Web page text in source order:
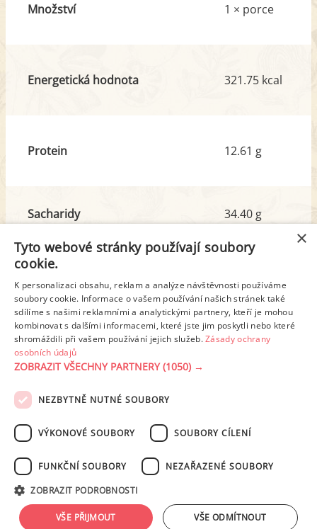
Množství 1 × porce
Energetická hodnota 321.75 kcal
Protein 12.61 g
Sacharidy
z toho cukr
34.40 g
5.96 g
Tuk
z toho nas. mastné kyseliny
13.62 g
4.11 g
Detailní rozpis
PODMÍNKY UŽITÍ ZÁSADY OCHRANY OSOBNÍCH ÚDAJŮ
NASTAVENÍ COOKIES
tohoto serveru je bez písemného souhlasu provozovatele zakázáno.
Design: Eva Roverová
×
Tyto webové stránky používají soubory
cookie.
K personalizaci obsahu, reklam a analýze návštěvnosti používáme
soubory cookie. Informace o vašem používání našich stránek také
sdílíme s našimi reklamními a analytickými partnery, kteří je mohou
kombinovat s dalšími informacemi, které jste jim poskytli nebo které
shromáždili při vašem používání jejich služeb.Zásady ochrany
osobních údajů
ZOBRAZIT VŠECHNY PARTNERY(1050) →
NEZBYTNĚ NUTNÉ SOUBORY
VÝKONOVÉ SOUBORY SOUBORY CÍLENÍ
FUNKČNÍ SOUBORY NEZAŘAZENÉ SOUBORY
ZOBRAZIT PODROBNOSTI
VŠE PŘIJMOUT VŠE ODMÍTNOUT